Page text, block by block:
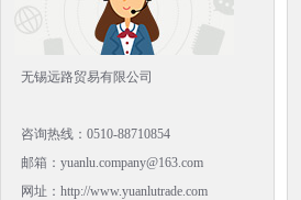
无锡远路贸易有限公司
咨询热线：0510-88710854
邮箱：yuanlu.company@163.com
网址：http://www.yuanlutrade.com